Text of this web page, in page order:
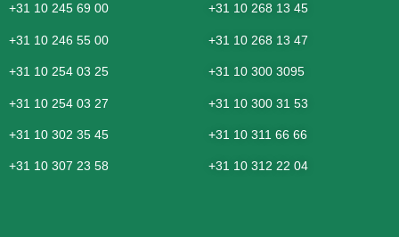
+31 10 245 69 00
+31 10 246 55 00
+31 10 254 03 25
+31 10 254 03 27
+31 10 302 35 45
+31 10 307 23 58
+31 10 268 13 45
+31 10 268 13 47
+31 10 300 3095
+31 10 300 31 53
+31 10 311 66 66
+31 10 312 22 04